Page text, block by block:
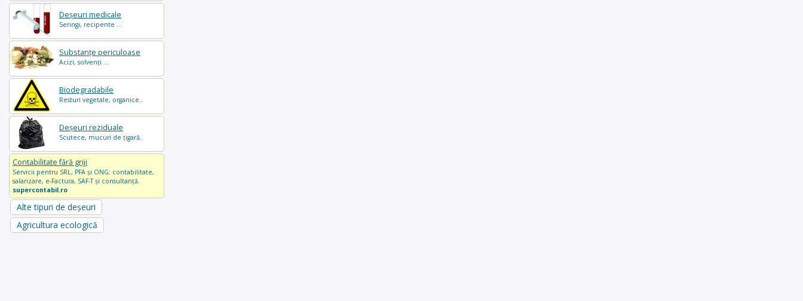
Deșeuri medicale
Seringi, recipente ...
Substanțe periculoase
Acizi, solvenți ...
Biodegradabile
Resturi vegetale, organice..
Deșeuri reziduale
Scutece, mucuri de țigară..
Contabilitate fără griji
Servicii pentru SRL, PFA și ONG: contabilitate,
salarizare, e-Factura, SAF-T și consultanță.
supercontabil.ro
Alte tipuri de deșeuri
Agricultura ecologică